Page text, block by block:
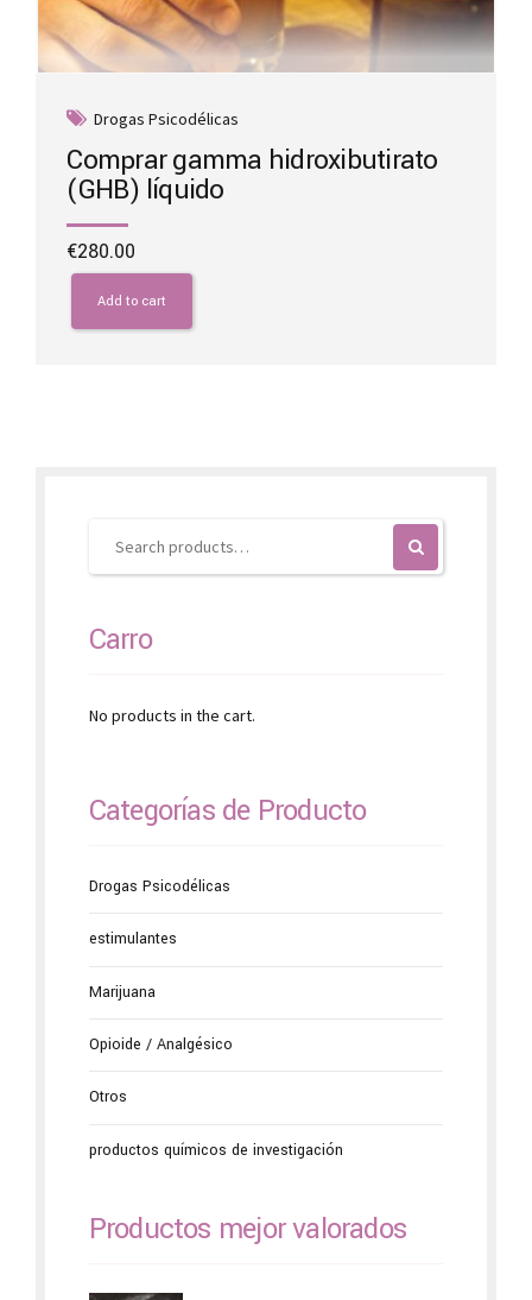
Drogas Psicodélicas
Comprar gamma hidroxibutirato
(GHB) líquido
€280.00
Add to cart
Carro
No products in the cart.
Categorías de Producto
Drogas Psicodélicas
estimulantes
Marijuana
Opioide / Analgésico
Otros
productos químicos de investigación
Productos mejor valorados